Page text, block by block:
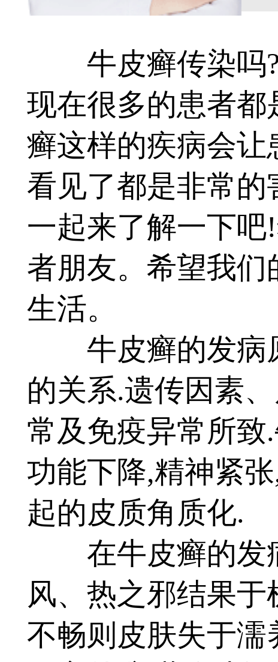
牛皮癣传染吗?
现在很多的患者都
癣这样的疾病会
看见了都是非常的
一起来了解一下
者朋友。希望我
生活。
牛皮癣的发病
的关系.遗传因素
常及免疫异常所
功能下降,精神紧
起的皮质角质化.
在牛皮癣的发病
风、热之邪结果
不畅则皮肤失于